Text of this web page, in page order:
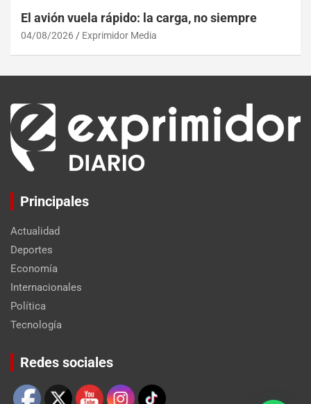
El avión vuela rápido: la carga, no siempre
04/08/2026 Exprimidor Media
Principales
Actualidad
Deportes
Economía
Internacionales
Política
Tecnología
Redes sociales